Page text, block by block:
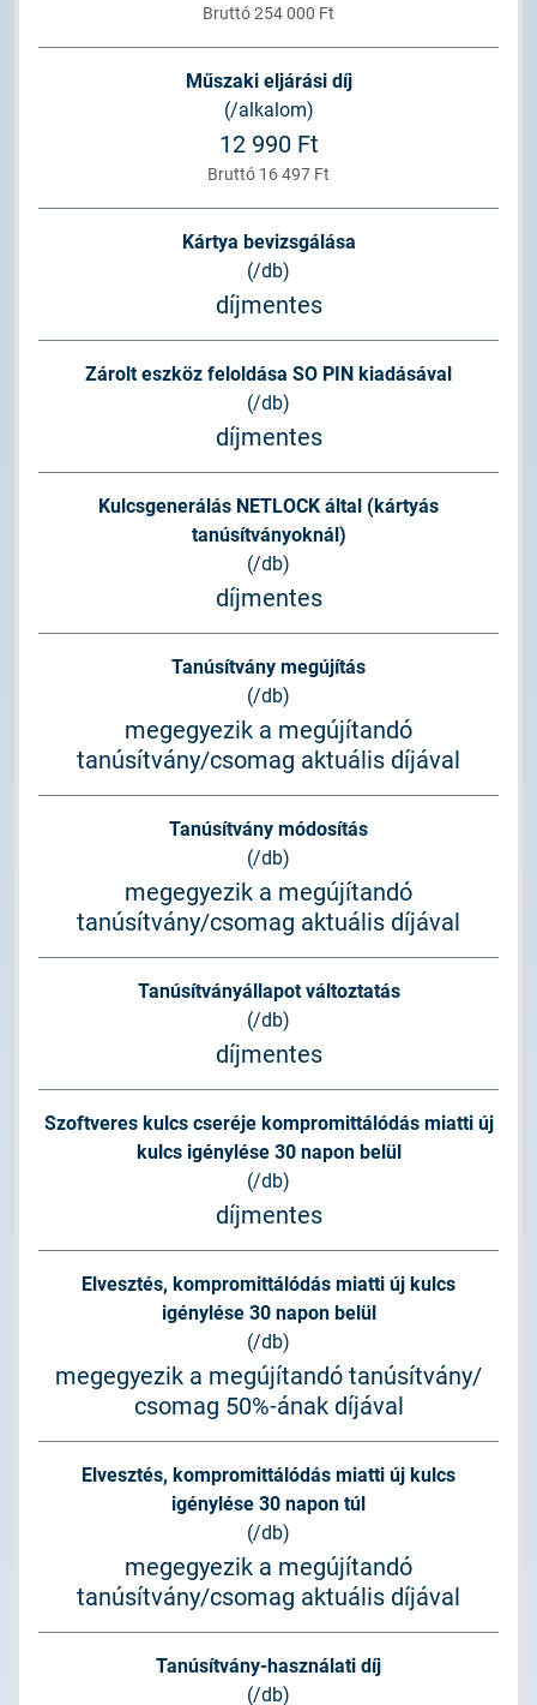
Bruttó 254 000 Ft
Műszaki eljárási díj
(/alkalom)
12 990 Ft
Bruttó 16 497 Ft
Kártya bevizsgálása
(/db)
díjmentes
Zárolt eszköz feloldása SO PIN kiadásával
(/db)
díjmentes
Kulcsgenerálás NETLOCK által (kártyás
tanúsítványoknál)
(/db)
díjmentes
Tanúsítvány megújítás
(/db)
megegyezik a megújítandó
tanúsítvány/csomag aktuális díjával
Tanúsítvány módosítás
(/db)
megegyezik a megújítandó
tanúsítvány/csomag aktuális díjával
Tanúsítványállapot változtatás
(/db)
díjmentes
Szoftveres kulcs cseréje kompromittálódás miatti új
kulcs igénylése 30 napon belül
(/db)
díjmentes
Elvesztés, kompromittálódás miatti új kulcs
igénylése 30 napon belül
(/db)
megegyezik a megújítandó tanúsítvány/
csomag 50%-ának díjával
Elvesztés, kompromittálódás miatti új kulcs
igénylése 30 napon túl
(/db)
megegyezik a megújítandó
tanúsítvány/csomag aktuális díjával
Tanúsítvány-használati díj
(/db)